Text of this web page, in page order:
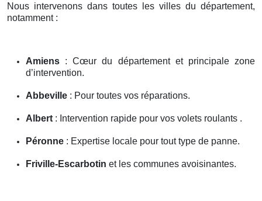
Nous intervenons dans toutes les villes du département,
notamment :
Amiens : Cœur du département et principale zone
d’intervention.
Abbeville : Pour toutes vos réparations.
Albert : Intervention rapide pour vos volets roulants .
Péronne : Expertise locale pour tout type de panne.
Friville-Escarbotin et les communes avoisinantes.